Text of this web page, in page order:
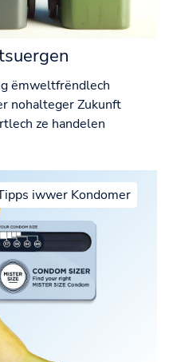
ëmweltfrëndlech
nohalteger Zukunft
ze handelen
iwwer Kondomer